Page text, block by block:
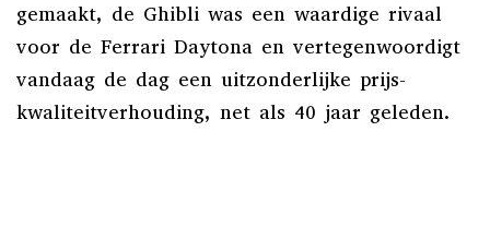
gemaakt, de Ghibli was een waardige rivaal
voor de Ferrari Daytona en vertegenwoordigt
vandaag de dag een uitzonderlijke prijs-
kwaliteitverhouding, net als 40 jaar geleden.